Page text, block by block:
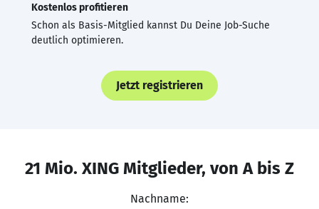
Kostenlos profitieren
Schon als Basis-Mitglied kannst Du Deine Job-Suche
deutlich optimieren.
Jetzt registrieren
21 Mio. XING Mitglieder, von A bis Z
Nachname: